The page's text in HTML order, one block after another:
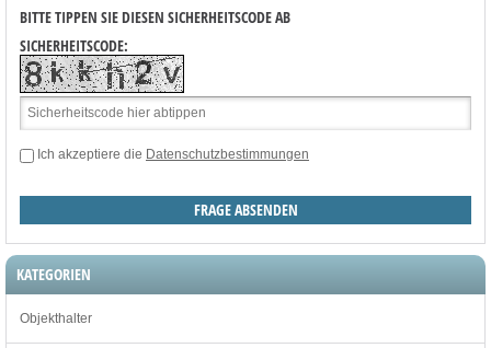
BITTE TIPPEN SIE DIESEN SICHERHEITSCODE AB
SICHERHEITSCODE:
Ich akzeptiere die Datenschutzbestimmungen
KATEGORIEN
Objekthalter